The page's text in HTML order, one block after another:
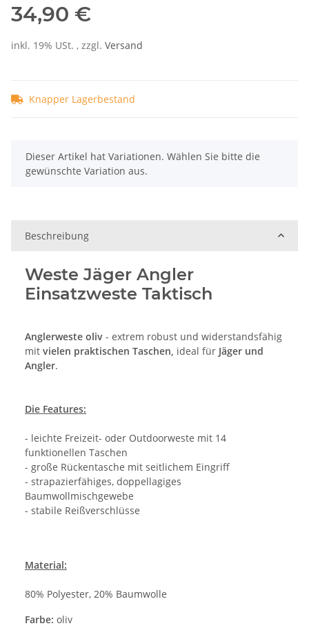
34,90 €
inkl. 19% USt. , zzgl. Versand
Knapper Lagerbestand
x
Dieser Artikel hat Variationen. Wählen Sie bitte die
gewünschte Variation aus.
Beschreibung
Weste Jäger Angler
Einsatzweste Taktisch
Anglerweste oliv - extrem robust und widerstandsfähig
mit vielen praktischen Taschen, ideal für Jäger und
Angler.
Die Features:
- leichte Freizeit- oder Outdoorweste mit 14
funktionellen Taschen
- große Rückentasche mit seitlichem Eingriff
- strapazierfähiges, doppellagiges
Baumwollmischgewebe
- stabile Reißverschlüsse
Material:
80% Polyester, 20% Baumwolle
Farbe: oliv